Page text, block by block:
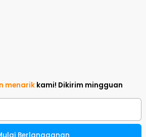
menarik kami! Dikirim mingguan